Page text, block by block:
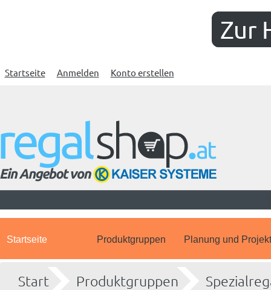
Zur
Startseite Anmelden Konto erstellen
Startseite Produktgruppen Planung und
Start Produktgruppen